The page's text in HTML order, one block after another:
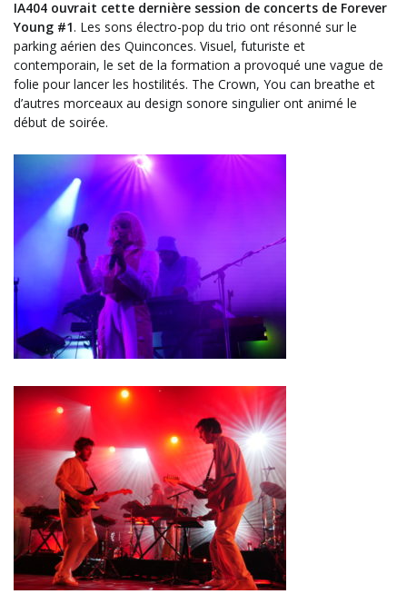
IA404 ouvrait cette dernière session de concerts de Forever
Young #1. Les sons électro-pop du trio ont résonné sur le
parking aérien des Quinconces. Visuel, futuriste et
contemporain, le set de la formation a provoqué une vague de
folie pour lancer les hostilités. The Crown, You can breathe et
d’autres morceaux au design sonore singulier ont animé le
début de soirée.